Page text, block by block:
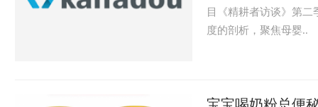
目《精耕者访谈》第
度的剖析，聚焦母婴..